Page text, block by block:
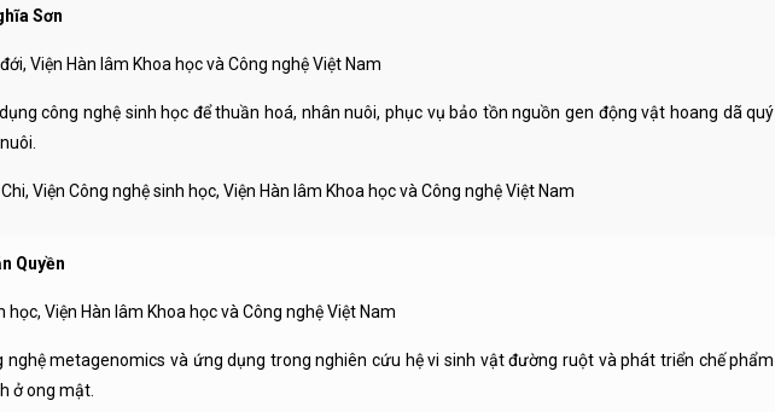
Sơn
Hàn lâm Khoa học và Công nghệ Việt Nam
công nghệ sinh học để thuần hoá, nhân nuôi, phục vụ bảo tồn nguồn gen động vật hoang dã quý
Viện Công nghệ sinh học, Viện Hàn lâm Khoa học và Công nghệ Việt Nam
Quyền
Hàn lâm Khoa học và Công nghệ Việt Nam
metagenomics và ứng dụng trong nghiên cứu hệ vi sinh vật đường ruột và phát triển chế phẩm
ở ong mật.